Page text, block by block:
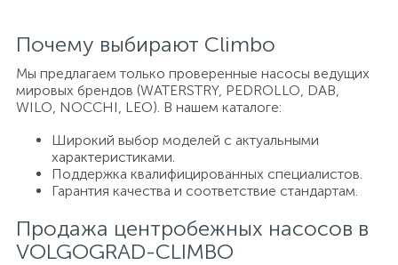
Почему выбирают Climbo
Мы предлагаем только проверенные насосы ведущих
мировых брендов (WATERSTRY, PEDROLLO, DAB,
WILO, NOCCHI, LEO). В нашем каталоге:
Широкий выбор моделей с актуальными
характеристиками.
Поддержка квалифицированных специалистов.
Гарантия качества и соответствие стандартам.
Продажа центробежных насосов в
VOLGOGRAD-CLIMBO